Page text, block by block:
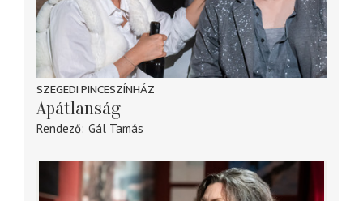
SZEGEDI PINCESZÍNHÁZ
Apátlanság
Rendező Gál Tamás